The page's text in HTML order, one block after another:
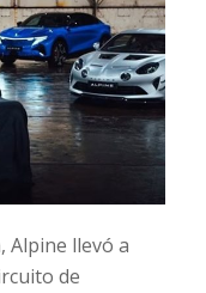
Alpine llevó a
de